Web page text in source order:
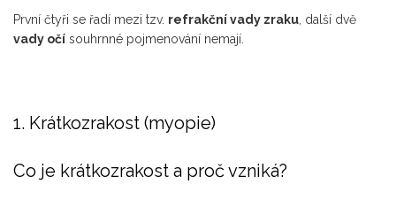
První čtyři se řadí mezi tzv. refrakční vady zraku , další dvě
vady očí souhrnné pojmenování nemají.
1. Krátkozrakost (myopie)
Co je krátkozrakost a proč vzniká?